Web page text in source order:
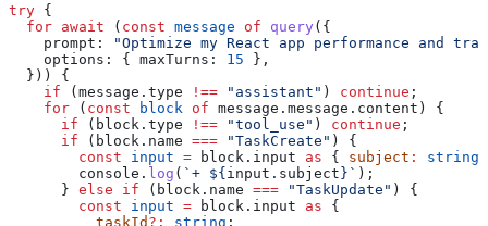
try {
  for
await ( const message of query ({
    prompt:
"Optimize my React app performance and
    options:
{ maxTurns: 15 },
  })) {
    if
(message . type !== "assistant" ) continue ;
    for
( const block of message . message . content ) {
      if
( block . type !== "tool_use" ) continue ;
      if
( block . name === "TaskCreate" ) {
        const
input = block . input as { subject : string
        console
. log ( `+ ${input . subject} ` );
      }
else if ( block . name === "TaskUpdate" ) {
        const
input = block . input as {
          taskId
?: string ;